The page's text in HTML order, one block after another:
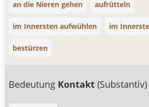
an die Nieren gehen aufrütteln
im Innersten aufwühlen im
bestürzen
Bedeutung Kontakt(Substantiv)